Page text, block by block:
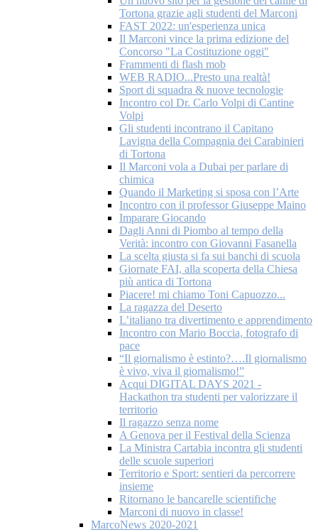
Tortona grazie agli studenti del Marconi
FAST 2022: un'esperienza unica
Il Marconi vince la prima edizione del
Concorso "La Costituzione oggi"
Frammenti di flash mob
WEB RADIO...Presto una realtà!
Sport di squadra & nuove tecnologie
Incontro col Dr. Carlo Volpi di Cantine
Volpi
Gli studenti incontrano il Capitano
Lavigna della Compagnia dei Carabinieri
di Tortona
Il Marconi vola a Dubai per parlare di
chimica
Quando il Marketing si sposa con l’Arte
Incontro con il professor Giuseppe Maino
Imparare Giocando
Dagli Anni di Piombo al tempo della
Verità: incontro con Giovanni Fasanella
La scelta giusta si fa sui banchi di scuola
Giornate FAI, alla scoperta della Chiesa
più antica di Tortona
Piacere! mi chiamo Toni Capuozzo...
La ragazza del Deserto
L’italiano tra divertimento e apprendimento
Incontro con Mario Boccia, fotografo di
pace
“Il giornalismo è estinto?….Il giornalismo
è vivo, viva il giornalismo!”
Acqui DIGITAL DAYS 2021 -
Hackathon tra studenti per valorizzare il
territorio
Il ragazzo senza nome
A Genova per il Festival della Scienza
La Ministra Cartabia incontra gli studenti
delle scuole superiori
Territorio e Sport: sentieri da percorrere
insieme
Ritornano le bancarelle scientifiche
Marconi di nuovo in classe!
MarcoNews 2020-2021